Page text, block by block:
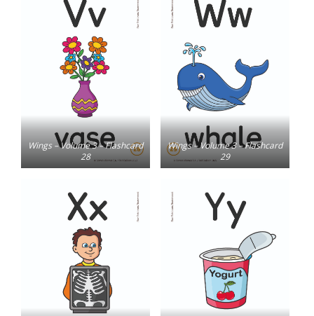
Wings – Volume 3 – Flashcard
28
Wings – Volume 3 – Flashcard
29